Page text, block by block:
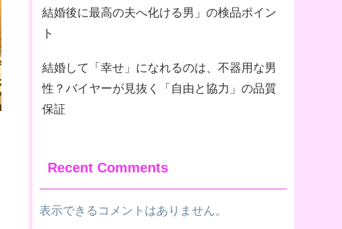
結婚後に最高の夫へ化ける男」の検品ポイン
ト
結婚して「幸せ」になれるのは、不器用な男
性？バイヤーが見抜く「自由と協力」の品質
保証
Recent Comments
表示できるコメントはありません。